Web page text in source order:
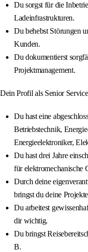
Du sorgst für die
Ladeinfrastrukturen.
Du behebst Störungen
Kunden.
Du dokumentierst
Projektmanagement.
Dein Profil als Senior
Du hast eine
Betriebstechnik,
Energieelektroniker,
Du hast drei Jahre
für elektromechanische
Durch deine
bringst du deine
Du arbeitest
dir wichtig.
Du bringst
B.